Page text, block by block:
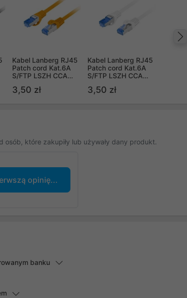
Kabel Lanberg RJ45
Patch cord Kat.6A
S/FTP LSZH CCA
Pomarańczowy Fluke
3,50 zł
Kabel Lanberg RJ45
Patch cord Kat.6A
S/FTP LSZH CCA
Passed
3,50 zł
osób, które zakupiły lub używały dany produkt.
opinię...
banku